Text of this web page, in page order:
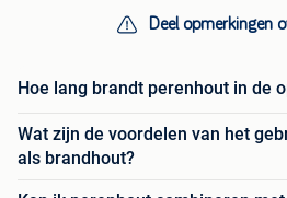
Deel opmerkingen
Hoe lang brandt perenhout in de
Wat zijn de voordelen van het
als brandhout?